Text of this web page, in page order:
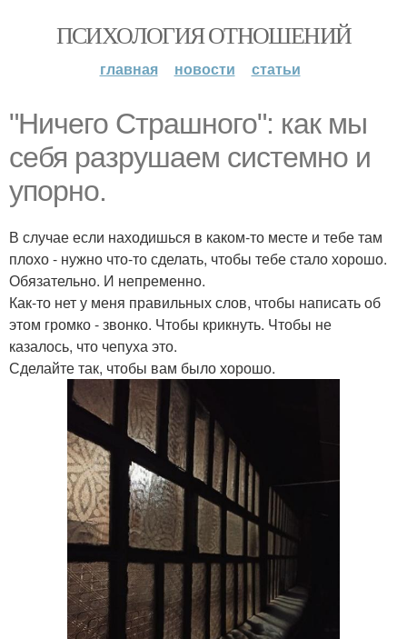
ПСИХОЛОГИЯ ОТНОШЕНИЙ
главная новости статьи
"Ничего Страшного": как мы
себя разрушаем системно и
упорно.
В случае если находишься в каком-то месте и тебе там
плохо - нужно что-то сделать, чтобы тебе стало хорошо.
Обязательно. И непременно.
Как-то нет у меня правильных слов, чтобы написать об
этом громко - звонко. Чтобы крикнуть. Чтобы не
казалось, что чепуха это.
Сделайте так, чтобы вам было хорошо.